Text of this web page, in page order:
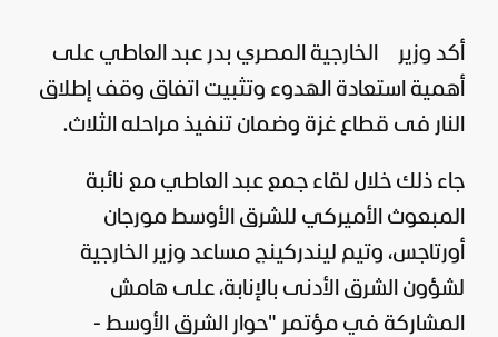
أكد وزير الخارجية المصري بدر عبد العاطي على
أهمية استعادة الهدوء وتثبيت اتفاق وقف إطلاق
النار فى قطاع غزة وضمان تنفيذ مراحله الثلاث.
جاء ذلك خلال لقاء جمع عبد العاطي مع نائبة
المبعوث الأميركي للشرق الأوسط مورجان
أورتاجس، وتيم ليندركينج مساعد وزير الخارجية
لشؤون الشرق الأدنى بالإنابة، على هامش
المشاركة في مؤتمر "حوار الشرق الأوسط -